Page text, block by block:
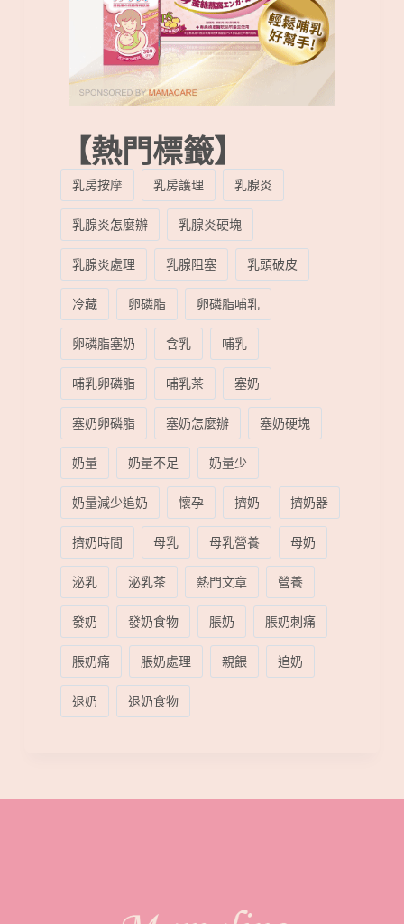
【熱門標籤】
乳房按摩 乳房護理
乳腺炎
乳腺炎怎麼辦
乳腺炎硬塊
乳腺炎處理
乳腺阻塞
乳頭破皮
冷藏
卵磷脂
卵磷脂哺乳
卵磷脂塞奶
含乳
哺乳
哺乳卵磷脂
哺乳茶
塞奶
塞奶卵磷脂
塞奶怎麼辦
塞奶硬塊
奶量
奶量不足
奶量少
奶量減少追奶
懷孕 擠奶
擠奶器
擠奶時間
母乳 母乳營養
母奶
泌乳
泌乳茶 熱門文章
營養
發奶
發奶食物 脹奶
脹奶刺痛
脹奶痛
脹奶處理 親餵
追奶
退奶
退奶食物